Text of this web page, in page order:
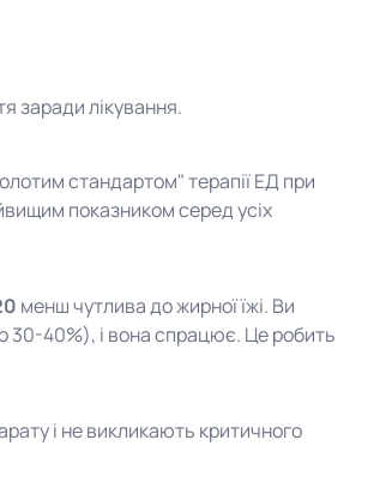
заради лікування.
стандартом" терапії ЕД при
показником серед усіх
менш чутлива до жирної їжі. Ви
30-40%), і вона спрацює. Це робить
і не викликають критичного